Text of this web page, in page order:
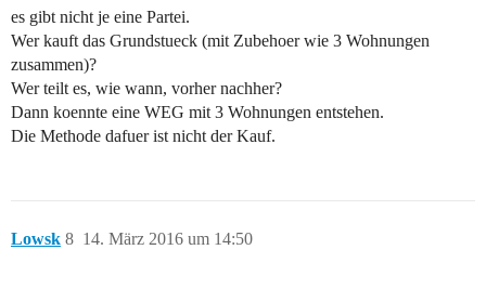
es gibt nicht je eine Partei.
Wer kauft das Grundstueck (mit Zubehoer wie 3 Wohnungen
zusammen)?
Wer teilt es, wie wann, vorher nachher?
Dann koennte eine WEG mit 3 Wohnungen entstehen.
Die Methode dafuer ist nicht der Kauf.
Lowsk 14. März 2016 um 14:50
8